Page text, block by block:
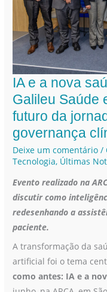
IA e a nova
Galileu Saúde
futuro da
governança
Deixe um comentário /
Tecnologia, Últimas
Evento realizado na
discutir como
redesenhando a
paciente.
A transformação da
artificial foi o tema
como antes: IA e a
IA
e
a
saúde:
parceria
Galileu
Saúde
e
SindHosp
destaca
o
futuro